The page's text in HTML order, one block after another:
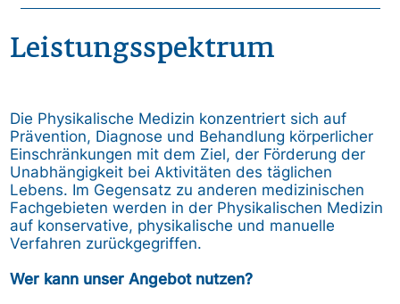
Leistungsspektrum
Die Physikalische Medizin konzentriert sich auf
Prävention, Diagnose und Behandlung körperlicher
Einschränkungen mit dem Ziel, der Förderung der
Unabhängigkeit bei Aktivitäten des täglichen
Lebens. Im Gegensatz zu anderen medizinischen
Fachgebieten werden in der Physikalischen Medizin
auf konservative, physikalische und manuelle
Verfahren zurückgegriffen.
Wer kann unser Angebot nutzen?